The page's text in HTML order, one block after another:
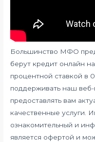
Большинство МФО
берут кредит онлайн
процентной ставкой в
поддерживать наш
предоставлять вам
качественные услуги.
ознакомительный и
является офертой и